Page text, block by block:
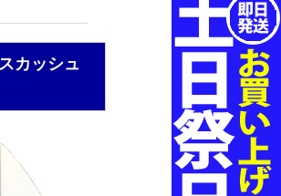
カッシュ